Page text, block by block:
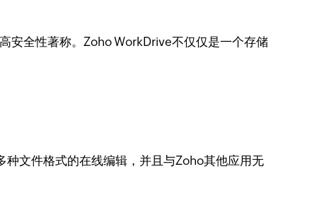
安全性著称。Zoho WorkDrive不仅仅是一个存储
文件格式的在线编辑，并且与Zoho其他应用无